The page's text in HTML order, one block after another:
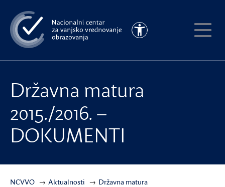
na
glavni
sadržaj
Pristupačnost
Državna matura
2015./2016. –
DOKUMENTI
NCVVO Aktualnosti
Državna matura